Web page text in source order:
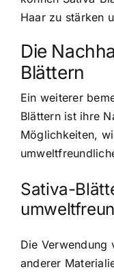
Haar zu stärken
Die
Blättern
Ein weiterer
Blättern ist ihre
Möglichkeiten,
Sativa-
Die Verwendung
anderer